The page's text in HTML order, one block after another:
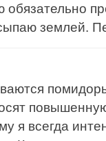
обязательно
землей.
я всегда